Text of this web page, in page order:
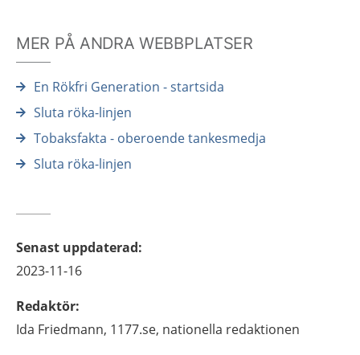
MER PÅ ANDRA WEBBPLATSER
En Rökfri Generation - startsida
Sluta röka-linjen
Tobaksfakta - oberoende tankesmedja
Sluta röka-linjen
Senast uppdaterad:
2023-11-16
Redaktör:
Ida Friedmann, 1177.se, nationella redaktionen